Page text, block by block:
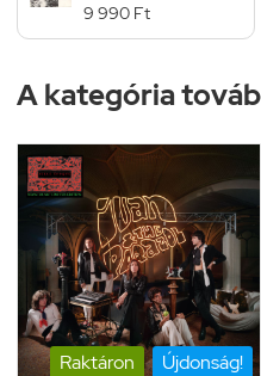
9 990 Ft
A kategória
Raktáron Újdonság!